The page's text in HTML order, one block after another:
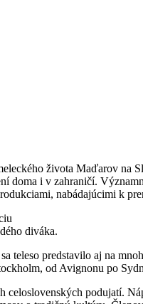
života Maďarov na
doma i v zahraničí.
nabádajúcimi k
diváka.
predstavilo aj na
od Avignonu po
podujatí.